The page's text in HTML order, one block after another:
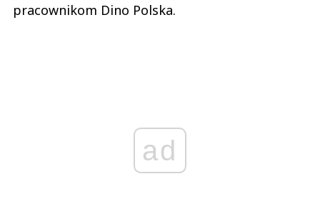
pracownikom Dino Polska.
ad